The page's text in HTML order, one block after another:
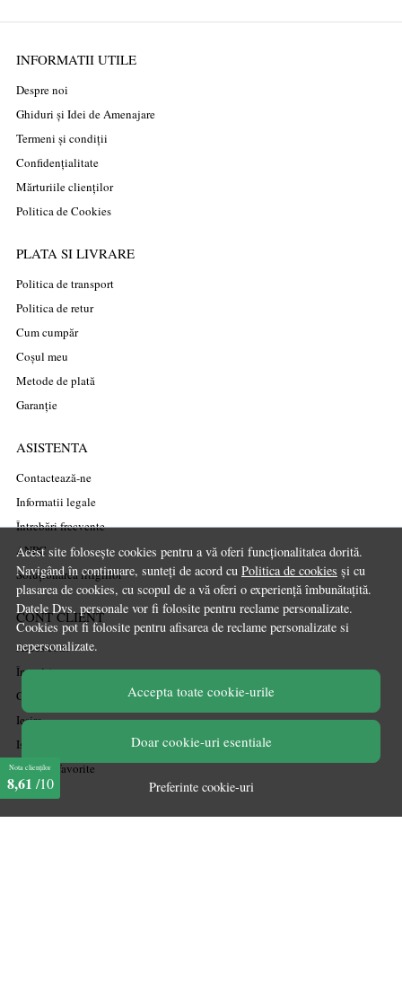
Acest site folosește cookies pentru a vă oferi funcționalitatea dorită.
Navigând în continuare, sunteți de acord cu Politica de cookies și cu
plasarea de cookies, cu scopul de a vă oferi o experiență îmbunătațită.
Datele Dvs. personale vor fi folosite pentru reclame personalizate.
Cookies pot fi folosite pentru afisarea de reclame personalizate si
nepersonalizate.
Accepta toate cookie-urile
Doar cookie-uri esentiale
Preferinte cookie-uri
INFORMATII UTILE
Despre noi
Ghiduri și Idei de Amenajare
Termeni și condiții
Confidențialitate
Mărturiile clienților
Politica de Cookies
PLATA SI LIVRARE
Politica de transport
Politica de retur
Cum cumpăr
Coșul meu
Metode de plată
Garanție
ASISTENTA
Contactează-ne
Informatii legale
Întrebări frecvente
ANPC
Soluționarea litigiilor
CONT CLIENT
Acces cont
Înregistrare
Contul meu
Ieșire
Istoric comenzi
Produse favorite
Nota clienților
8,61 /10